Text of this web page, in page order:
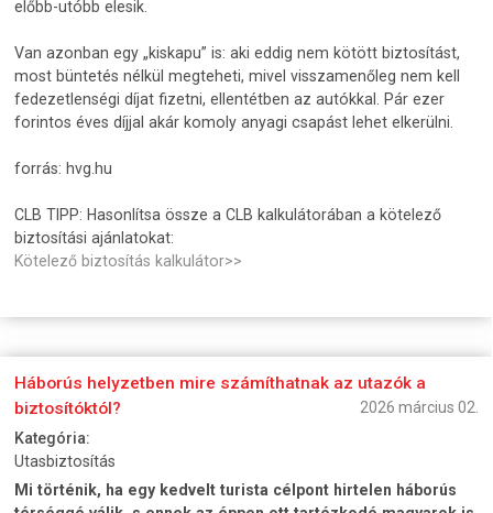
előbb-utóbb elesik.
Van azonban egy „kiskapu” is: aki eddig nem kötött biztosítást,
most büntetés nélkül megteheti, mivel visszamenőleg nem kell
fedezetlenségi díjat fizetni, ellentétben az autókkal. Pár ezer
forintos éves díjjal akár komoly anyagi csapást lehet elkerülni.
forrás: hvg.hu
CLB TIPP: Hasonlítsa össze a CLB kalkulátorában a kötelező
biztosítási ajánlatokat:
Kötelező biztosítás kalkulátor>>
Háborús helyzetben mire számíthatnak az utazók a
biztosítóktól?
2026 március 02.
Kategória:
Utasbiztosítás
Mi történik, ha egy kedvelt turista célpont hirtelen háborús